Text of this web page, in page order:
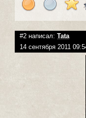
#2 написал: Tata
14 сентября 2011